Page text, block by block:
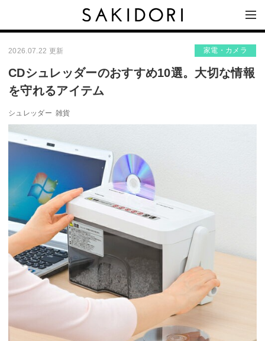
2026.07.22 更新 家電・カメラ
CDシュレッダーのおすすめ10選。大切な情報
を守れるアイテム
シュレッダー 雑貨